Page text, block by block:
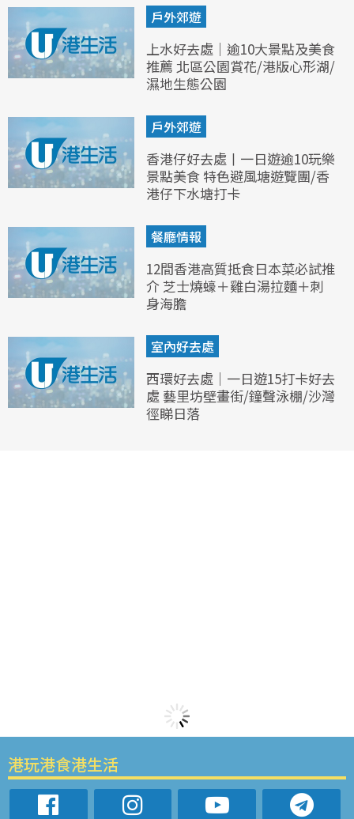
戶外郊遊
上水好去處｜逾10大景點及美食
推薦 北區公園賞花/港版心形湖/
濕地生態公園
戶外郊遊
香港仔好去處丨一日遊逾10玩樂
景點美食 特色避風塘遊覽團/香
港仔下水塘打卡
餐廳情報
12間香港高質抵食日本菜必試推
介 芝士燒蠔＋雞白湯拉麵＋刺
身海膽
室內好去處
西環好去處｜一日遊15打卡好去
處 藝里坊壁畫街/鐘聲泳棚/沙灣
徑睇日落
港玩港食港生活